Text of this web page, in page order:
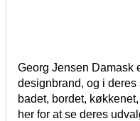
Georg Jensen Damask
designbrand, og i deres
badet, bordet,
her for at se deres